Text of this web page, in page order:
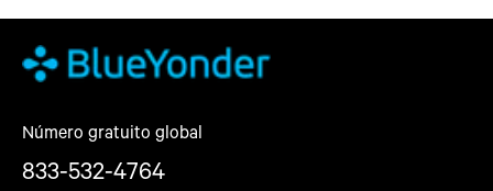
Número gratuito global
833-532-4764